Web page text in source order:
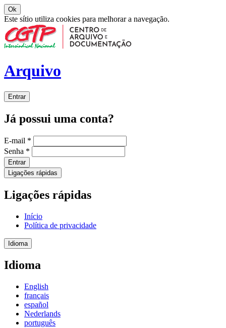
Ok
Este sítio utiliza cookies para melhorar a navegação.
Arquivo
Entrar
Já possui uma conta?
E-mail *
Senha *
Entrar
Ligações rápidas
Ligações rápidas
Início
Política de privacidade
Idioma
Idioma
English
français
español
Nederlands
português